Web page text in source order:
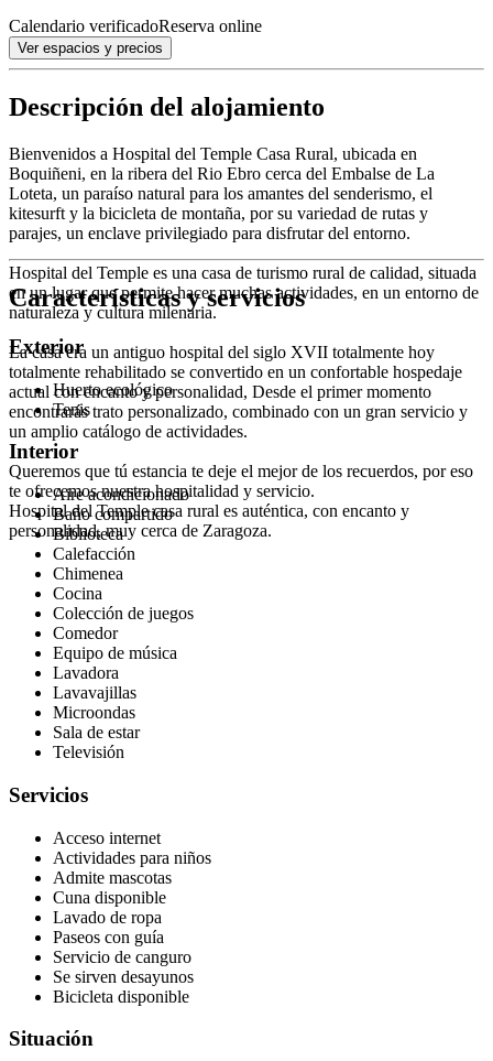
Calendario verificadoReserva online
Ver espacios y precios
Descripción del alojamiento
Bienvenidos a Hospital del Temple Casa Rural, ubicada en
Boquiñeni, en la ribera del Rio Ebro cerca del Embalse de La
Loteta, un paraíso natural para los amantes del senderismo, el
kitesurft y la bicicleta de montaña, por su variedad de rutas y
parajes, un enclave privilegiado para disfrutar del entorno.
Hospital del Temple es una casa de turismo rural de calidad, situada
en un lugar que permite hacer muchas actividades, en un entorno de
naturaleza y cultura milenaria.
La casa era un antiguo hospital del siglo XVII totalmente hoy
totalmente rehabilitado se convertido en un confortable hospedaje
actual con encanto y personalidad, Desde el primer momento
encontrarás trato personalizado, combinado con un gran servicio y
un amplio catálogo de actividades.
Queremos que tú estancia te deje el mejor de los recuerdos, por eso
te ofrecemos nuestra hospitalidad y servicio.
Hospital del Temple casa rural es auténtica, con encanto y
personalidad, muy cerca de Zaragoza.
Características y servicios
Exterior
Huerto ecológico
Tenis
Interior
Aire acondicionado
Baño compartido
Biblioteca
Calefacción
Chimenea
Cocina
Colección de juegos
Comedor
Equipo de música
Lavadora
Lavavajillas
Microondas
Sala de estar
Televisión
Servicios
Acceso internet
Actividades para niños
Admite mascotas
Cuna disponible
Lavado de ropa
Paseos con guía
Servicio de canguro
Se sirven desayunos
Bicicleta disponible
Situación